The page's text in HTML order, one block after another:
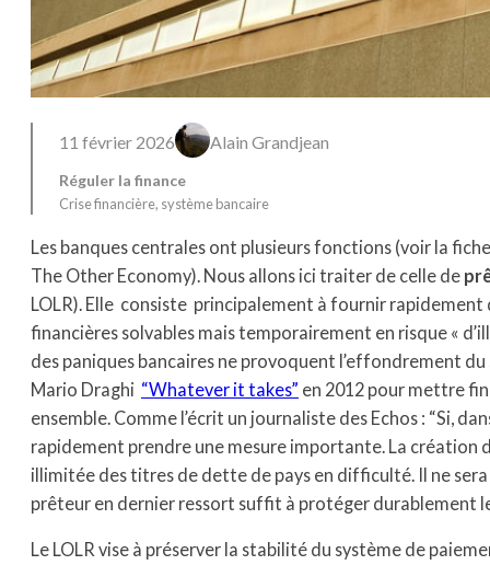
11 février 2026 Alain Grandjean
Réguler la finance
Crise financière, système bancaire
Les banques centrales ont plusieurs fonctions (voir la
The Other Economy). Nous allons ici traiter de celle de
LOLR). Elle consiste principalement à fournir
financières solvables mais temporairement en risque «
des paniques bancaires ne provoquent l’effondrement
Mario Draghi “Whatever it takes” en 2012 pour mettre
ensemble. Comme l’écrit un journaliste des Echos : “Si,
rapidement prendre une mesure importante. La création
illimitée des titres de dette de pays en difficulté. Il ne
prêteur en dernier ressort suffit à protéger durablement
Le LOLR vise à préserver la stabilité du système de